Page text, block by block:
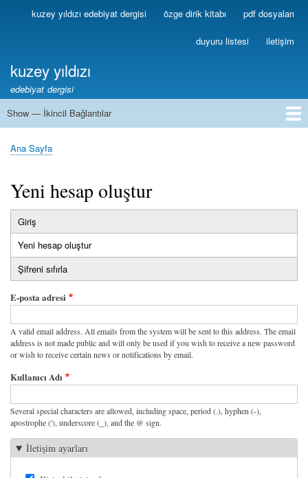
Ana
içeriğe
Birincilkuzey yıldızı edebiyat dergisi özge dirik kitabı pdf dosyaları
duyuru listesi iletişim
kuzey yıldızı
edebiyat dergisi
İkincil
Show — İkincil Bağlantılar
1
2
3
4
5
6
7
8
9
10
11
12
13
Sayfa
Ana Sayfa
Yeni hesap oluştur
Birincil
sekmeler
Giriş
Yeni hesap oluştur(etkin
sekme)
Şifreni sıfırla
E-posta adresi
A valid email address. All emails from the system will be sent to this address. The email
address is not made public and will only be used if you wish to receive a new password
or wish to receive certain news or notifications by email.
Kullanıcı Adı
Several special characters are allowed, including space, period (.), hyphen (-),
apostrophe ('), underscore (_), and the @ sign.
İletişim ayarları